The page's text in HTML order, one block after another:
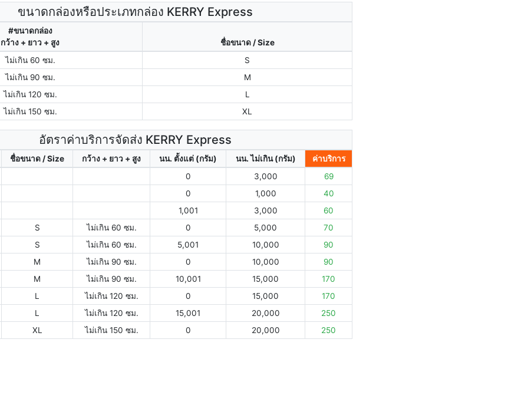
ขนาดกล่องหรือประเภทกล่อง KERRY Express
#ขนาดกล่อง
กว้าง + ยาว + สูง
ชื่อขนาด / Size
ไม่เกิน 60 ซม.
S
ไม่เกิน 90 ซม.
M
ไม่เกิน 120 ซม.
L
ไม่เกิน 150 ซม.
XL
อัตราค่าบริการจัดส่ง KERRY Express
ชื่อขนาด / Size กว้าง + ยาว + สูง นน. ตั้งแต่ (กรัม) นน. ไม่เกิน (กรัม)
ค่าบริการ
0 3,000
69
0 1,000
40
1,001 3,000
60
S ไม่เกิน 60 ซม. 0 5,000
70
S ไม่เกิน 60 ซม. 5,001 10,000
90
M ไม่เกิน 90 ซม. 0 10,000
90
M ไม่เกิน 90 ซม. 10,001 15,000
170
L ไม่เกิน 120 ซม. 0 15,000
170
L ไม่เกิน 120 ซม. 15,001 20,000
250
XL ไม่เกิน 150 ซม. 0 20,000 250